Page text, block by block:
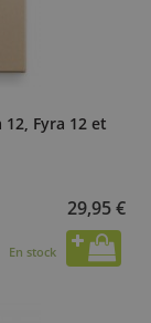
Fyra 12 et
29,95 €
En stock